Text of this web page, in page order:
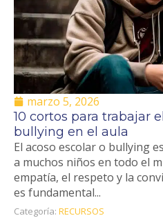
marzo 5, 2026
10 cortos para trabajar
bullying en el aula
El acoso escolar o bullying
a muchos niños en todo el
empatía, el respeto y la
es fundamental...
Categoría: RECURSOS